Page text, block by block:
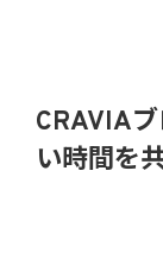
CRAVIA
い時間を